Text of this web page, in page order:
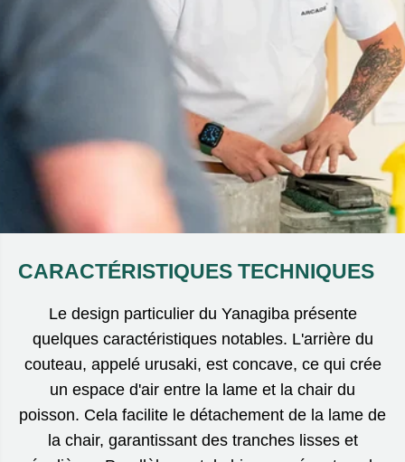
CARACTÉRISTIQUES TECHNIQUES
Le design particulier du Yanagiba présente
quelques caractéristiques notables. L'arrière du
couteau, appelé urusaki, est concave, ce qui crée
un espace d'air entre la lame et la chair du
poisson. Cela facilite le détachement de la lame de
la chair, garantissant des tranches lisses et